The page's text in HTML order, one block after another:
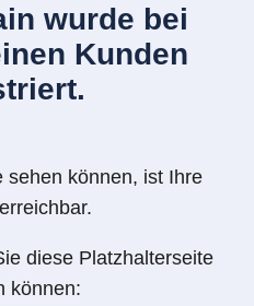
wurde bei
Kunden
sehen können, ist Ihre
diese Platzhalterseite
können: